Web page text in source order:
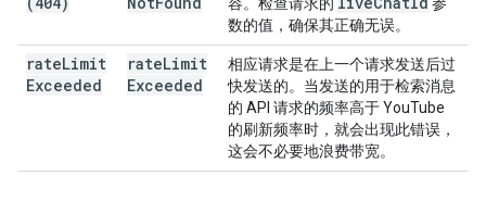
数的值，确保其正确无误。
rateLimit
Exceeded
rateLimit
Exceeded
相应请求是在上一个请求发送后过
快发送的。当发送的用于检索消息
的 API 请求的频率高于 YouTube
的刷新频率时，就会出现此错误，
这会不必要地浪费带宽。